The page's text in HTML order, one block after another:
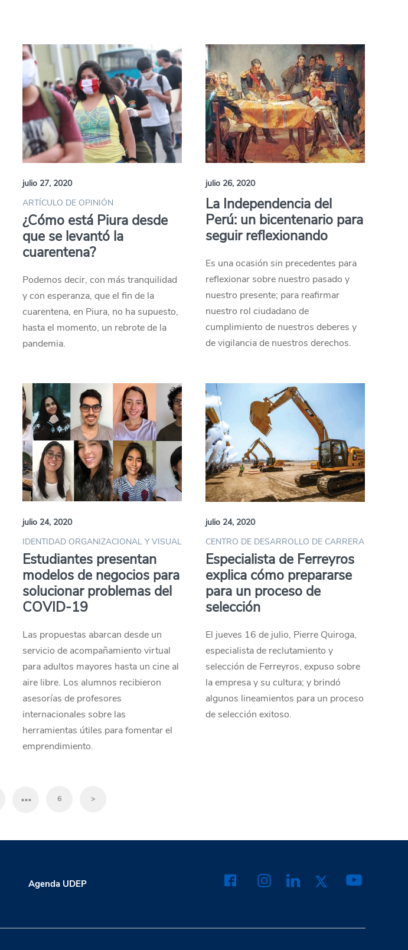
julio 27, 2020
ARTÍCULO DE OPINIÓN
¿Cómo está Piura desde
que se levantó la
cuarentena?
Podemos decir, con más tranquilidad
y con esperanza, que el fin de la
cuarentena, en Piura, no ha supuesto,
hasta el momento, un rebrote de la
pandemia.
julio 26, 2020
La Independencia del
Perú: un bicentenario para
seguir reflexionando
Es una ocasión sin precedentes para
reflexionar sobre nuestro pasado y
nuestro presente; para reafirmar
nuestro rol ciudadano de
cumplimiento de nuestros deberes y
de vigilancia de nuestros derechos.
julio 24, 2020
IDENTIDAD ORGANIZACIONAL Y VISUAL
Estudiantes presentan
modelos de negocios para
solucionar problemas del
COVID-19
Las propuestas abarcan desde un
servicio de acompañamiento virtual
para adultos mayores hasta un cine al
aire libre. Los alumnos recibieron
asesorías de profesores
internacionales sobre las
herramientas útiles para fomentar el
emprendimiento.
julio 24, 2020
CENTRO DE DESARROLLO DE CARRERA
Especialista de Ferreyros
explica cómo prepararse
para un proceso de
selección
El jueves 16 de julio, Pierre Quiroga,
especialista de reclutamiento y
selección de Ferreyros, expuso sobre
la empresa y su cultura; y brindó
algunos lineamientos para un proceso
de selección exitoso.
… 6 >
Agenda UDEP